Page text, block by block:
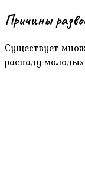
Причины
Существует
распаду